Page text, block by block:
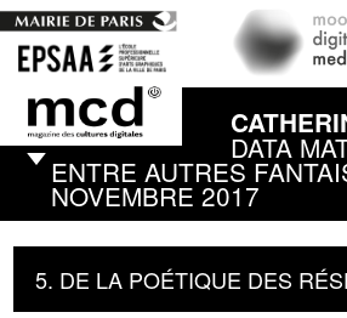
DATA
ENTRE AUTRES
NOVEMBRE 2017
5. DE LA POÉTIQUE DES